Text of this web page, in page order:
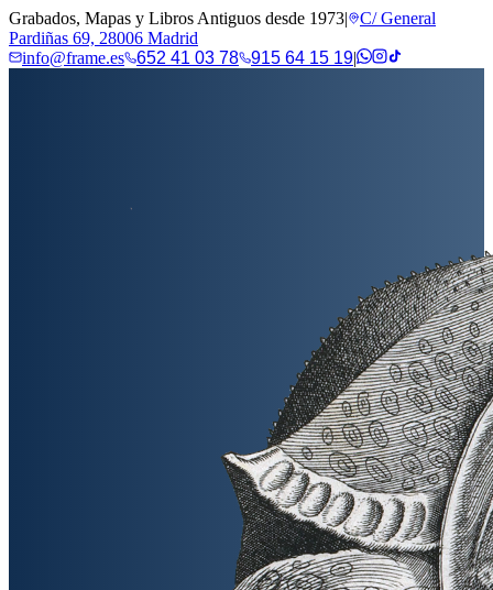
Grabados, Mapas y Libros Antiguos desde 1973|
C/ General
Pardiñas 69, 28006 Madrid
info@frame.es
652 41 03 78 915 64 15 19|